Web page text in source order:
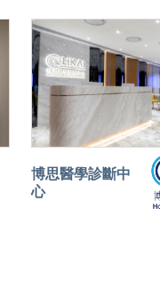
博思醫學診斷中
心